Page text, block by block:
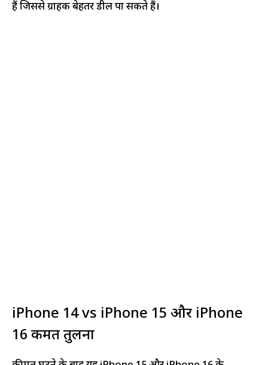
हैं जिससे ग्राहक बेहतर डील पा सकते हैं।
iPhone 14 vs iPhone 15 और iPhone
16 कीमत तुलना